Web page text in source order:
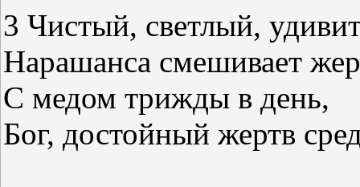
3 Чистый, светлый,
Нарашанса смешивает
С медом трижды в день,
Бог, достойный жертв